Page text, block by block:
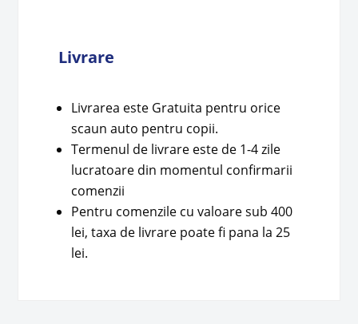
Livrare
Livrarea este Gratuita pentru orice
scaun auto pentru copii.
Termenul de livrare este de 1-4 zile
lucratoare din momentul confirmarii
comenzii
Pentru comenzile cu valoare sub 400
lei, taxa de livrare poate fi pana la 25
lei.